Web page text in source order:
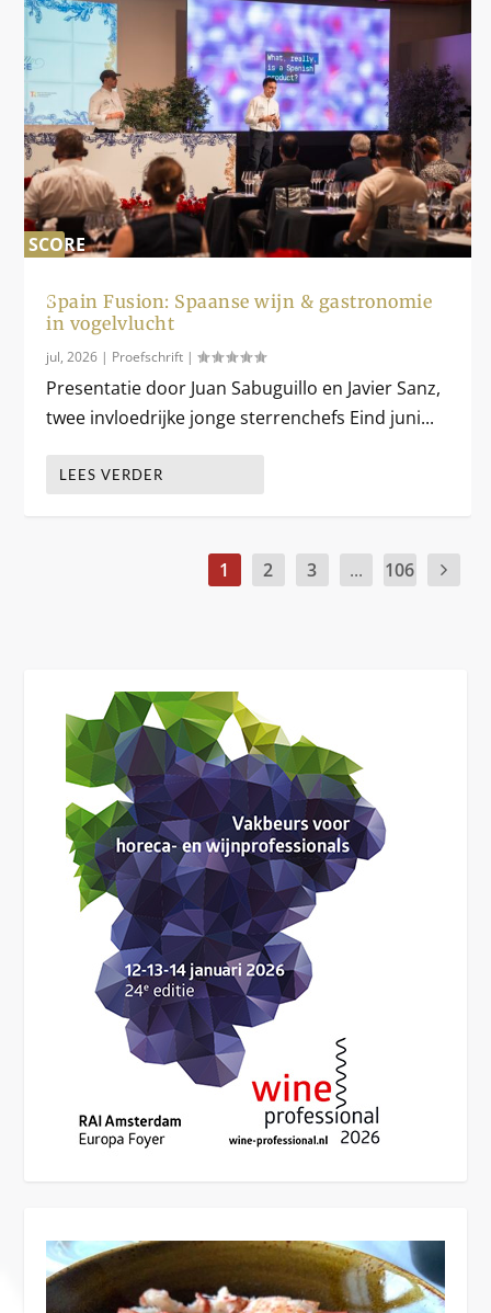
SCORE
%
Spain Fusion: Spaanse wijn & gastronomie
in vogelvlucht
jul, 2026 | Proefschrift |
Presentatie door Juan Sabuguillo en Javier Sanz,
twee invloedrijke jonge sterrenchefs Eind juni...
LEES VERDER
1 2 3 ... 106